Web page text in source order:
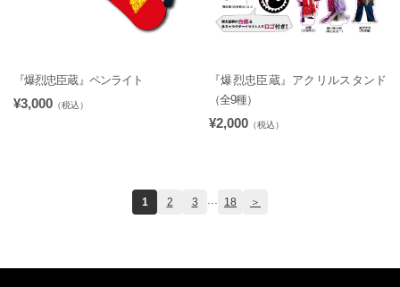
『爆烈忠臣蔵』ペンライト
¥3,000 （税込）
『爆烈忠臣蔵』アクリルスタンド
（全9種）
¥2,000 （税込）
1 2 3 18 ＞